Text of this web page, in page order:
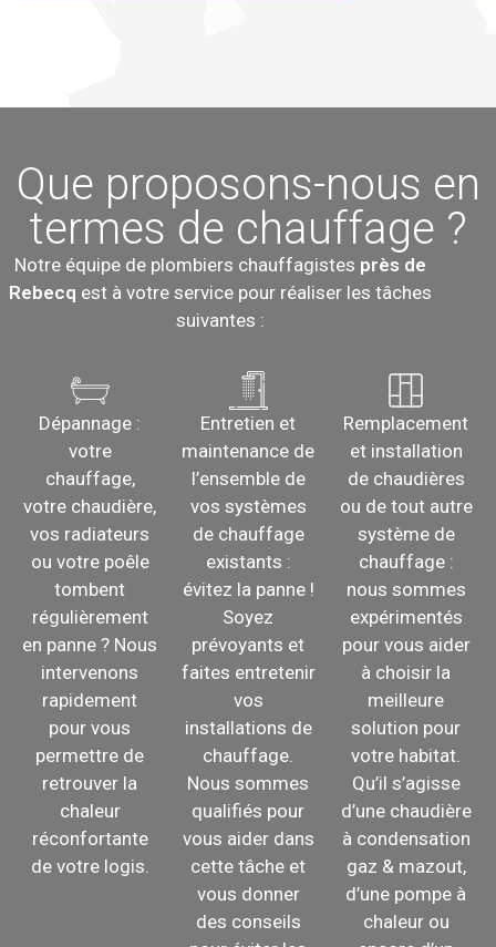
Que proposons-nous en
termes de chauffage ?
Notre équipe de plombiers chauffagistes près de
Rebecq est à votre service pour réaliser les tâches
suivantes :
Dépannage :
votre
chauffage,
votre chaudière,
vos radiateurs
ou votre poêle
tombent
régulièrement
en panne ? Nous
intervenons
rapidement
pour vous
permettre de
retrouver la
chaleur
réconfortante
de votre logis.
Entretien et
maintenance de
l’ensemble de
vos systèmes
de chauffage
existants :
évitez la panne !
Soyez
prévoyants et
faites entretenir
vos
installations de
chauffage.
Nous sommes
qualifiés pour
vous aider dans
cette tâche et
vous donner
des conseils
Remplacement
et installation
de chaudières
ou de tout autre
système de
chauffage :
nous sommes
expérimentés
pour vous aider
à choisir la
meilleure
solution pour
votre habitat.
Qu’il s’agisse
d’une chaudière
à condensation
gaz & mazout,
d’une pompe à
chaleur ou